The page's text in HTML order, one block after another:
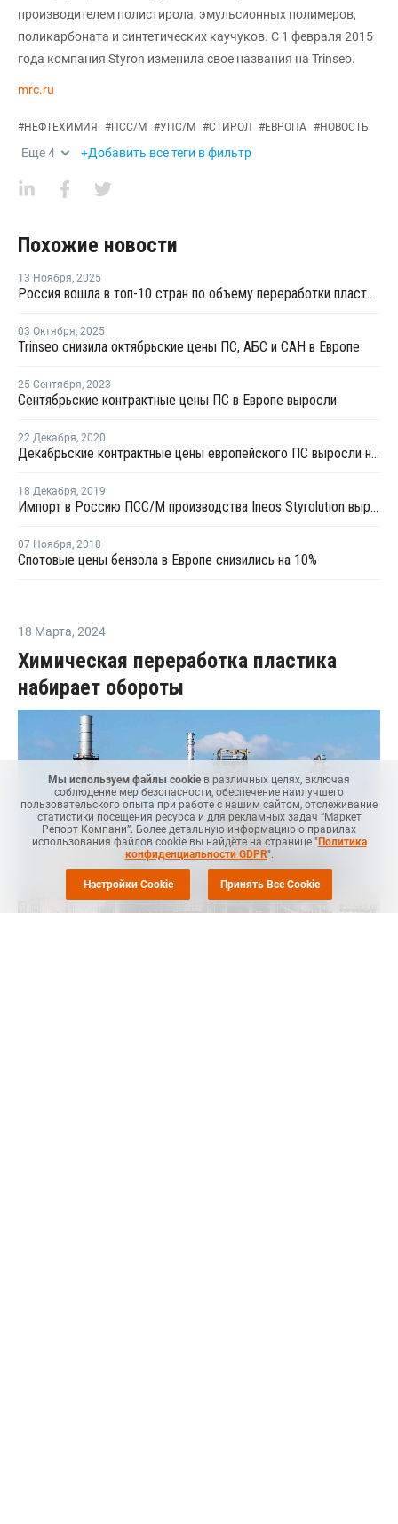
производителем полистирола, эмульсионных полимеров,
поликарбоната и синтетических каучуков. С 1 февраля 2015
года компания Styron изменила свое названия на Trinseo.
mrc.ru
#НЕФТЕХИМИЯ #ПСС/М #УПС/М #СТИРОЛ #ЕВРОПА #НОВОСТЬ
Еще4 +Добавить все теги в фильтр
Похожие новости
13 Ноября, 2025
Россия вошла в топ-10 стран по объему переработки пластмасс за 2024 год
03 Октября, 2025
Trinseo снизила октябрьские цены ПС, АБС и САН в Европе
25 Сентября, 2023
Сентябрьские контрактные цены ПС в Европе выросли
22 Декабря, 2020
Декабрьские контрактные цены европейского ПС выросли на EUR140-160 за тонну
18 Декабря, 2019
Импорт в Россию ПСС/М производства Ineos Styrolution вырос в январе – ноябре на 64%
07 Ноября, 2018
Спотовые цены бензола в Европе снизились на 10%
18 Марта, 2024
Химическая переработка пластика
набирает обороты
Мы используем файлы cookie в различных целях, включая
соблюдение мер безопасности, обеспечение наилучшего
пользовательского опыта при работе с нашим сайтом, отслеживание
статистики посещения ресурса и для рекламных задач “Маркет
Репорт Компани”. Более детальную информацию о правилах
использования файлов cookie вы найдёте на странице "Политика
конфиденциальности GDPR".
Настройки Cookie Принять Все Cookie